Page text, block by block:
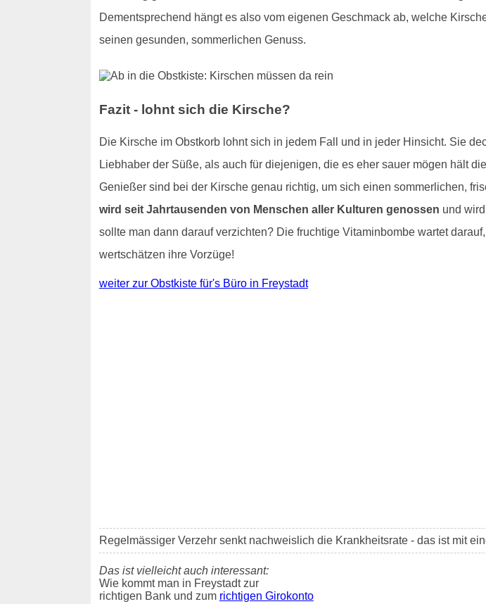
Dementsprechend hängt es also vom eigenen Geschmack ab, welche
seinen gesunden, sommerlichen Genuss.
Fazit - lohnt sich die Kirsche?
Die Kirsche im Obstkorb lohnt sich in jedem Fall und in jeder Hinsicht. Sie
Liebhaber der Süße, als auch für diejenigen, die es eher sauer mögen hält
Genießer sind bei der Kirsche genau richtig, um sich einen sommerlichen,
wird seit Jahrtausenden von Menschen aller Kulturen genossen und
sollte man dann darauf verzichten? Die fruchtige Vitaminbombe wartet
wertschätzen ihre Vorzüge!
weiter zur Obstkiste für's Büro in Freystadt
Regelmässiger Verzehr senkt nachweislich die Krankheitsrate - das ist mit
Das ist vielleicht auch interessant:
Wie kommt man in Freystadt zur
richtigen Bank und zum richtigen Girokonto